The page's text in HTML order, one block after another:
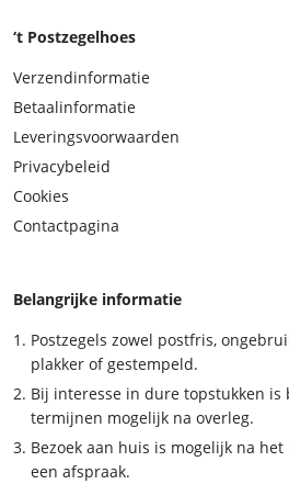
‘t Postzegelhoes
Verzendinformatie
Betaalinformatie
Leveringsvoorwaarden
Privacybeleid
Cookies
Contactpagina
Belangrijke informatie
Postzegels zowel postfris,
plakker of gestempeld.
Bij interesse in dure topstukken is
termijnen mogelijk na overleg.
Bezoek aan huis is mogelijk na het
een afspraak.